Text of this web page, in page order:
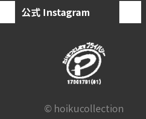
公式 Instagram
© hoikucollection